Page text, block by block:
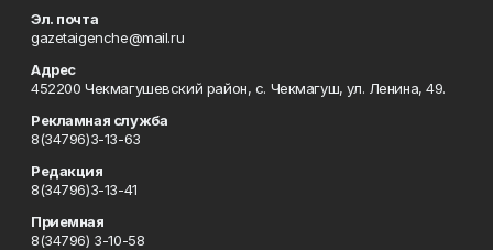
Эл. почта
gazetaigenche@mail.ru
Адрес
452200 Чекмагушевский район, с. Чекмагуш, ул. Ленина, 49.
Рекламная служба
8(34796)3-13-63
Редакция
8(34796)3-13-41
Приемная
8(34796) 3-10-58